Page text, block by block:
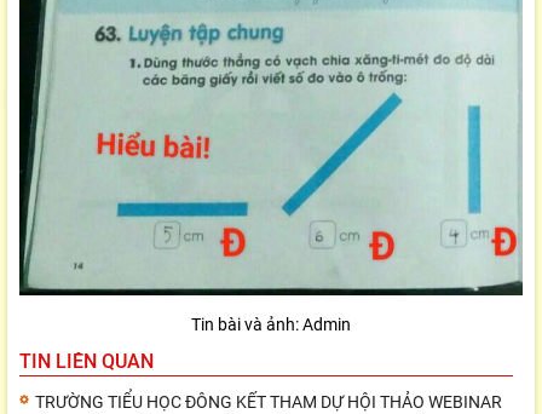
Tin bài và ảnh: Admin
TIN LIÊN QUAN
TRƯỜNG TIỂU HỌC ĐÔNG KẾT THAM DỰ HỘI THẢO WEBINAR